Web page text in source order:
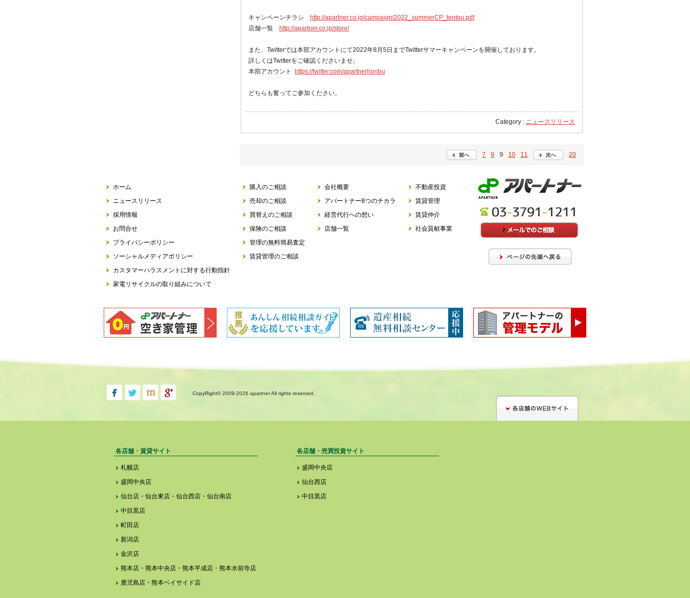
キャンペーンチラシ
http://apartner.co.jp/campaign/2022_summerCP_tentou.pdf
店舗一覧
http://apartner.co.jp/store/
また、Twitterでは本部アカウントにて2022年8月5日までTwitterサマーキャンペーンを開催しております。
詳しくはTwitterをご確認くださいませ。
本部アカウント
https://twitter.com/apartnerhonbu
どちらも奮ってご参加ください。
Category : ニュースリリース
前へ 7 8 9 10 11 次へ 20
ホーム
ニュースリリース
採用情報
お問合せ
プライバシーポリシー
ソーシャルメディアポリシー
カスタマーハラスメントに対する行動指針
家電リサイクルの取り組みについて
購入のご相談
売却のご相談
買替えのご相談
保険のご相談
管理の無料簡易査定
賃貸管理のご相談
会社概要
アパートナー8つのチカラ
経営代行への想い
店舗一覧
不動産投資
賃貸管理
賃貸仲介
社会貢献事業
CopyRight© 2009-2026 apartner All rights reserved.
各店舗・賃貸サイト
札幌店
盛岡中央店
仙台店・仙台東店・仙台西店・仙台南店
中目黒店
町田店
新潟店
金沢店
熊本店・熊本中央店・熊本平成店・熊本水前寺店
鹿児島店・熊本ベイサイド店
各店舗・売買投資サイト
盛岡中央店
仙台西店
中目黒店